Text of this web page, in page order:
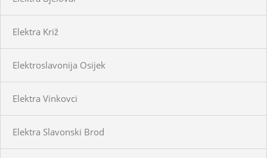
Elektra Križ
Elektroslavonija Osijek
Elektra Vinkovci
Elektra Slavonski Brod